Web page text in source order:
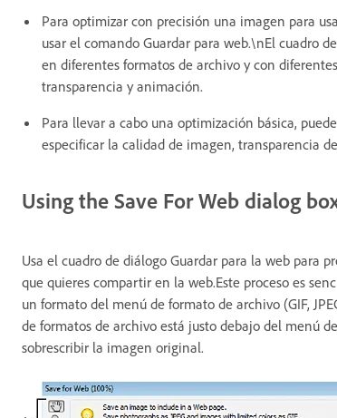
Para optimizar con precisión una imagen para
usar el comando Guardar para web.\nEl cuadro
en diferentes formatos de archivo y con
transparencia y animación.
Para llevar a cabo una optimización básica,
especificar la calidad de imagen, transparencia
Using the Save For Web dialog
Usa el cuadro de diálogo Guardar para la web para
que quieres compartir en la web.Este proceso es
un formato del menú de formato de archivo (GIF,
de formatos de archivo está justo debajo del menú
sobrescribir la imagen original.